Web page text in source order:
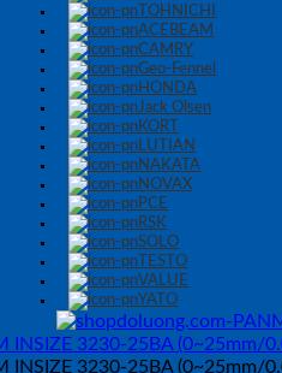
TOHNICHI
ACEBEAM
CAMRY
Geo-Fennel
HONDA
Jack Olsen
KORT
LUTIAN
NAKATA
NOVAX
PCE
RSK
SOLO
TESTO
VALUE
YATO